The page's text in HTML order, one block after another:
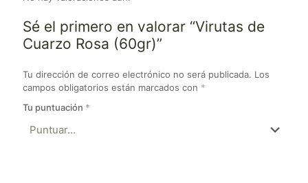
Sé el primero en valorar “Virutas de
Cuarzo Rosa (60gr)”
Tu dirección de correo electrónico no será publicada. Los
campos obligatorios están marcados con *
Tu puntuación *